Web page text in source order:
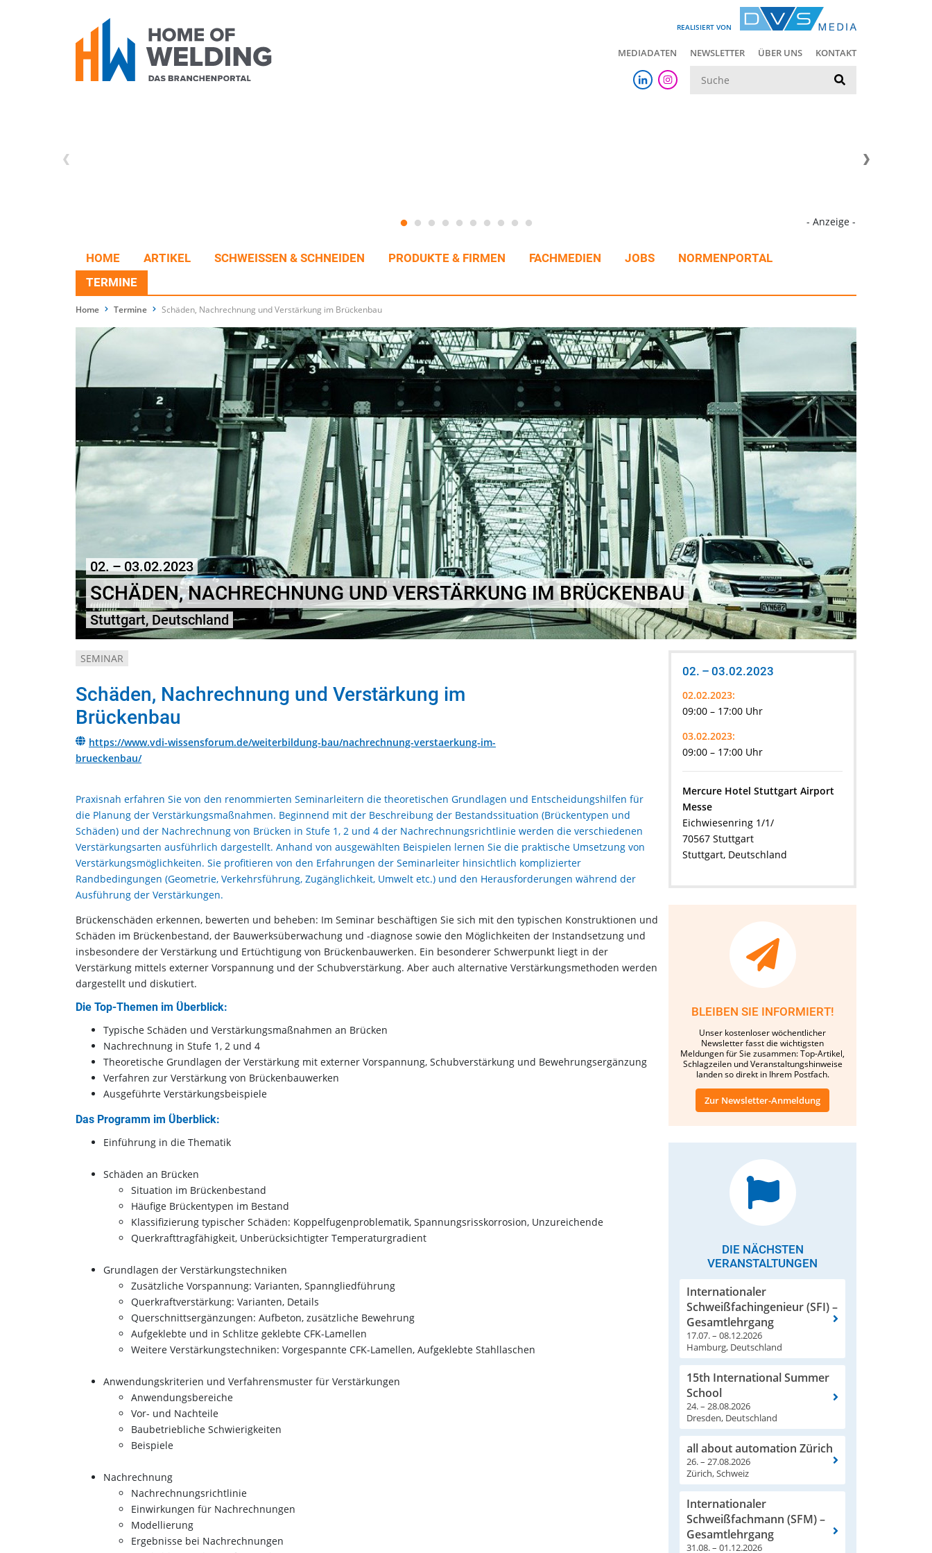
REALISIERT VON
MEDIADATEN NEWSLETTER ÜBER UNS KONTAKT
- Anzeige -
HOME ARTIKEL SCHWEISSEN & SCHNEIDEN PRODUKTE & FIRMEN FACHMEDIEN JOBS
NORMENPORTAL
TERMINE
Home Termine Schäden, Nachrechnung und Verstärkung im Brückenbau
02. – 03.02.2023
SCHÄDEN, NACHRECHNUNG UND VERSTÄRKUNG IM BRÜCKENBAU
Stuttgart, Deutschland
SEMINAR
Schäden, Nachrechnung und Verstärkung im
Brückenbau
https://www.vdi-wissensforum.de/weiterbildung-bau/nachrechnung-verstaerkung-im-
brueckenbau/
Praxisnah erfahren Sie von den renommierten Seminarleitern die theoretischen Grundlagen und Entscheidungshilfen für
die Planung der Verstärkungsmaßnahmen. Beginnend mit der Beschreibung der Bestandssituation (Brückentypen und
Schäden) und der Nachrechnung von Brücken in Stufe 1, 2 und 4 der Nachrechnungsrichtlinie werden die verschiedenen
Verstärkungsarten ausführlich dargestellt. Anhand von ausgewählten Beispielen lernen Sie die praktische Umsetzung von
Verstärkungsmöglichkeiten. Sie profitieren von den Erfahrungen der Seminarleiter hinsichtlich komplizierter
Randbedingungen (Geometrie, Verkehrsführung, Zugänglichkeit, Umwelt etc.) und den Herausforderungen während der
Ausführung der Verstärkungen.
Brückenschäden erkennen, bewerten und beheben: Im Seminar beschäftigen Sie sich mit den typischen Konstruktionen und
Schäden im Brückenbestand, der Bauwerksüberwachung und -diagnose sowie den Möglichkeiten der Instandsetzung und
insbesondere der Verstärkung und Ertüchtigung von Brückenbauwerken. Ein besonderer Schwerpunkt liegt in der
Verstärkung mittels externer Vorspannung und der Schubverstärkung. Aber auch alternative Verstärkungsmethoden werden
dargestellt und diskutiert.
Die Top-Themen im Überblick:
Typische Schäden und Verstärkungsmaßnahmen an Brücken
Nachrechnung in Stufe 1, 2 und 4
Theoretische Grundlagen der Verstärkung mit externer Vorspannung, Schubverstärkung und Bewehrungsergänzung
Verfahren zur Verstärkung von Brückenbauwerken
Ausgeführte Verstärkungsbeispiele
Das Programm im Überblick:
Einführung in die Thematik
Schäden an Brücken
Situation im Brückenbestand
Häufige Brückentypen im Bestand
Klassifizierung typischer Schäden: Koppelfugenproblematik, Spannungsrisskorrosion, Unzureichende
Querkrafttragfähigkeit, Unberücksichtigter Temperaturgradient
Grundlagen der Verstärkungstechniken
Zusätzliche Vorspannung: Varianten, Spanngliedführung
Querkraftverstärkung: Varianten, Details
Querschnittsergänzungen: Aufbeton, zusätzliche Bewehrung
Aufgeklebte und in Schlitze geklebte CFK-Lamellen
Weitere Verstärkungstechniken: Vorgespannte CFK-Lamellen, Aufgeklebte Stahllaschen
Anwendungskriterien und Verfahrensmuster für Verstärkungen
Anwendungsbereiche
Vor- und Nachteile
Baubetriebliche Schwierigkeiten
Beispiele
Nachrechnung
Nachrechnungsrichtlinie
Einwirkungen für Nachrechnungen
Modellierung
Ergebnisse bei Nachrechnungen
02. – 03.02.2023
02.02.2023:
09:00 – 17:00 Uhr
03.02.2023:
09:00 – 17:00 Uhr
Mercure Hotel Stuttgart Airport
Messe
Eichwiesenring 1/1/
70567 Stuttgart
Stuttgart, Deutschland
BLEIBEN SIE INFORMIERT!
Unser kostenloser wöchentlicher
Newsletter fasst die wichtigsten
Meldungen für Sie zusammen: Top-Artikel,
Schlagzeilen und Veranstaltungshinweise
landen so direkt in Ihrem Postfach.
Zur Newsletter-Anmeldung
DIE NÄCHSTEN
VERANSTALTUNGEN
Internationaler
Schweißfachingenieur (SFI) –
Gesamtlehrgang
17.07. – 08.12.2026
Hamburg, Deutschland
15th International Summer
School
24. – 28.08.2026
Dresden, Deutschland
all about automation Zürich
26. – 27.08.2026
Zürich, Schweiz
Internationaler
Schweißfachmann (SFM) –
Gesamtlehrgang
31.08. – 01.12.2026